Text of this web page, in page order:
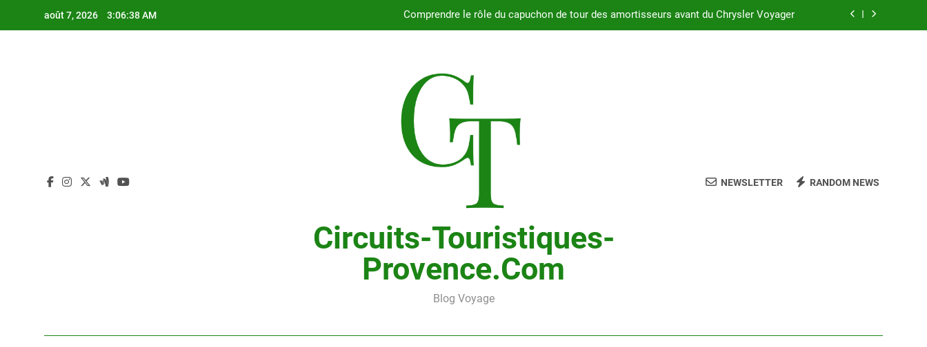
août 7, 2026 3:06:39 AM Comprendre le rôle du capuchon de tour des amortisseurs avant du Chrysler Voyager
Fiabilité du moteur 2.4L du Chrysler Voyager : ce que vous devez savoir
Pourquoi choisir le Chrysler Grand Voyager avec suspension arrière Nivomat en 2025 ?
Comprendre le rôle du capuchon de tour des amortisseurs avant du Chrysler Voyager
Fiabilité du moteur 2.4L du Chrysler Voyager : ce que vous devez savoir
Circuits-Touristiques-
Provence.com
Blog Voyage
NEWSLETTER RANDOM NEWS